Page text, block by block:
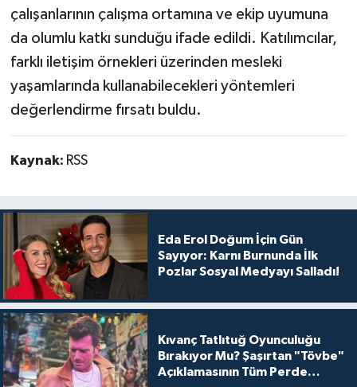
çalışanlarının çalışma ortamına ve ekip uyumuna
da olumlu katkı sunduğu ifade edildi. Katılımcılar,
farklı iletişim örnekleri üzerinden mesleki
yaşamlarında kullanabilecekleri yöntemleri
değerlendirme fırsatı buldu.
Kaynak: RSS
Eda Erol Doğum İçin Gün
Sayıyor: Karnı Burnunda İlk
Pozlar Sosyal Medyayı Salladı!
Kıvanç Tatlıtuğ Oyunculuğu
Bırakıyor Mu? Şaşırtan "Tövbe"
Açıklamasının Tüm Perde